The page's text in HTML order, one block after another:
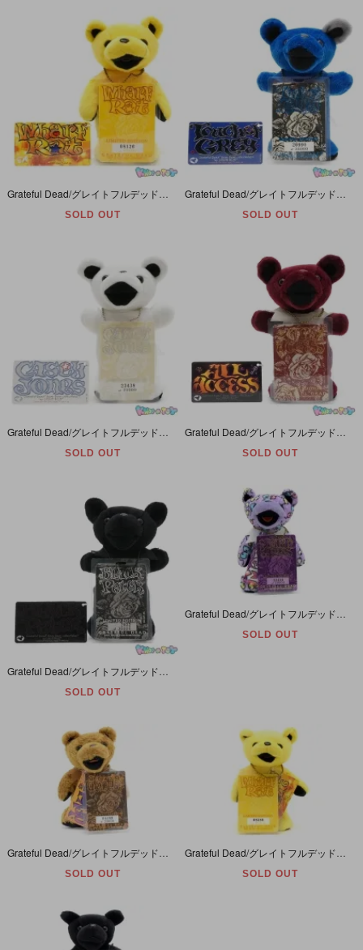
SOLD OUT SOLD OUT
SOLD OUT SOLD OUT
SOLD OUT
SOLD OUT
SOLD OUT SOLD OUT